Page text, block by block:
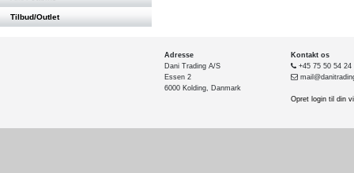
Tilbud/Outlet
Adresse
Dani Trading A/S
Essen 2
6000 Kolding, Danmark
Kontakt os
+45 75 50 54 24
Opret login til din